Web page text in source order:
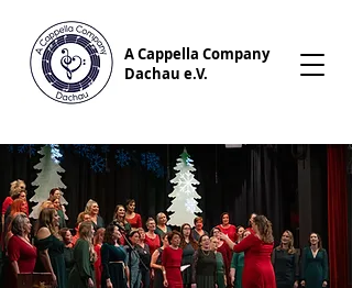
A Cappella Company
Dachau e.V.